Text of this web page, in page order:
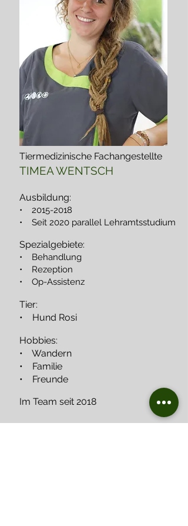
Tiermedizinische Fachangestellte
TIMEA WENTSCH
Ausbildung:
• 2015-2018
• Seit 2020 parallel Lehramtsstudium
Spezialgebiete:
• Behandlung
• Rezeption
• Op-Assistenz
Tier:
• Hund Rosi
Hobbies:
• Wandern
• Familie
• Freunde
Im Team seit 2018